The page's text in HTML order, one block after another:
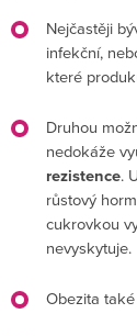
Nejčastěji
infekční,
které
Druhou
nedokáže
rezistence.
růstový
cukrovkou
nevyskytuje.
Obezita